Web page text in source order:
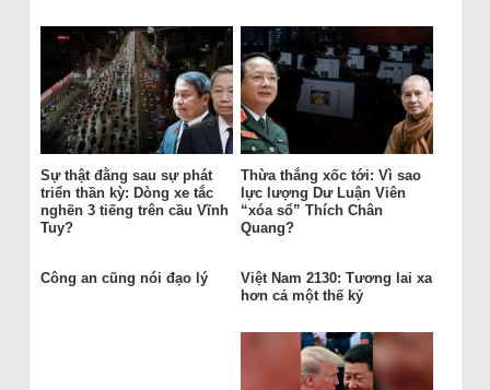
Sự thật đằng sau sự phát
triển thần kỳ: Dòng xe tắc
nghẽn 3 tiếng trên cầu Vĩnh
Tuy?
Thừa thắng xốc tới: Vì sao
lực lượng Dư Luận Viên
“xóa sổ” Thích Chân
Quang?
Công an cũng nói đạo lý
Việt Nam 2130: Tương lai xa
hơn cả một thế kỷ